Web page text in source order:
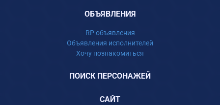
ОБЪЯВЛЕНИЯ
RP объявления
Объявления исполнителей
Хочу познакомиться
ПОИСК ПЕРСОНАЖЕЙ
САЙТ